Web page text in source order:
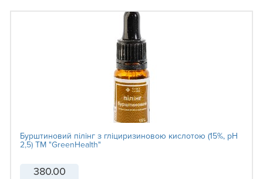
Бурштиновий пілінг з гліциризиновою кислотою (15%, рН
2,5) ТМ "GreenHealth"
380.00